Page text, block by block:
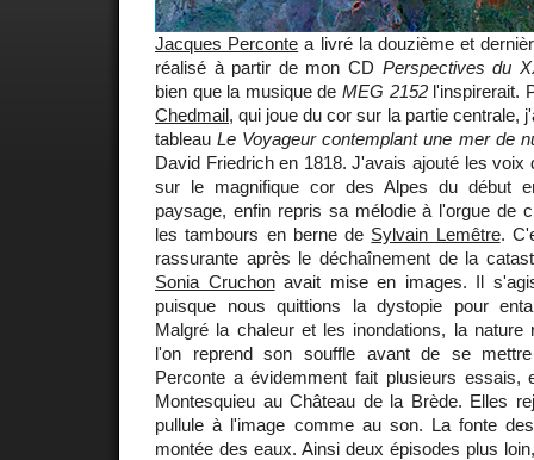
Jacques Perconte a livré la douzième et
réalisé à partir de mon CD Perspectives du
bien que la musique de MEG 2152l'inspirerait.
Chedmail, qui joue du cor sur la partie centrale,
tableauLe Voyageur contemplant une mer de
David Friedrich en 1818. J'avais ajouté les voix
sur le magnifique cor des Alpes du début
paysage, enfin repris sa mélodie à l'orgue de
les tambours en berne de Sylvain Lemêtre.
rassurante après le déchaînement de la
Sonia Cruchonavait mise en images. Il
puisque nous quittions la dystopie pour
Malgré la chaleur et les inondations, la nature
l'on reprend son souffle avant de se
Perconte a évidemment fait plusieurs essais,
Montesquieu au Château de la Brède. Elles
pullule à l'image comme au son. La fonte
montée des eaux. Ainsi deux épisodes plus